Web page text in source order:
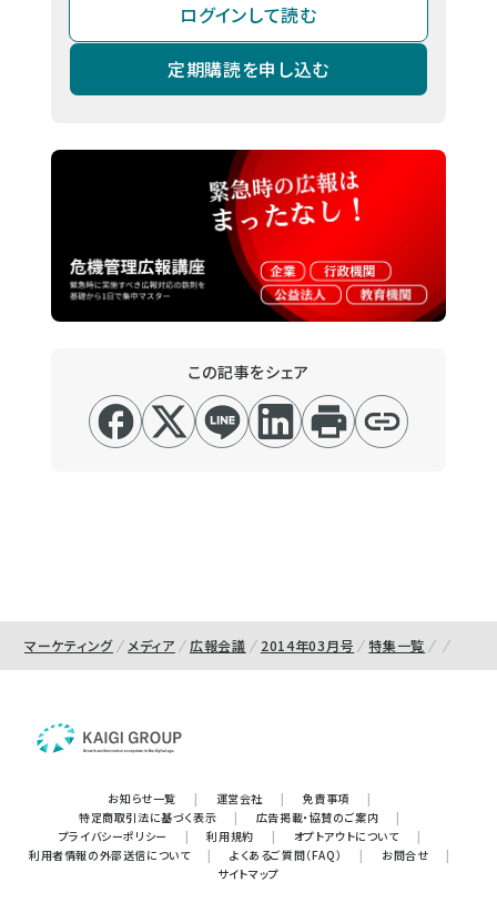
ログインして読む
定期購読を申し込む
この記事をシェア
マーケティング メディア 広報会議 2014年03月号 特集一覧
お知らせ一覧 | 運営会社 | 免責事項
|
特定商取引法に基づく表示
| 広告掲載・協賛のご案内
|
プライバシーポリシー
| 利用規約 | オプトアウトについて
|
利用者情報の外部送信について
| よくあるご質問（FAQ） | お問合せ
|
サイトマップ